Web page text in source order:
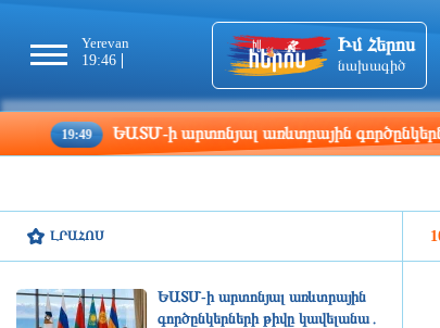
Yerevan
19:46
Tbilisi
19:46
Moscow
18:46
Իմ Հերոս
նախագիծ
ԵԱՏՄ-ի արտոնյալ առևտրային գործընկերների
ԼՐԱՀՈՍ
ԵԱՏՄ-ի արտոնյալ առևտրային
գործընկերների թիվը կավելանա․